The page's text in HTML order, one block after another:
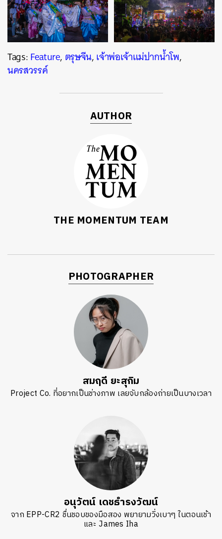
Tags:Feature, ตรุษจีน,เจ้าพ่อเจ้าแม่ปากน้ำโพ,
นครสวรรค์
AUTHOR
THE MOMENTUM TEAM
PHOTOGRAPHER
สมฤดี ยะสุกิม
Project Co. ที่อยากเป็นช่างภาพ เลยจับกล้องถ่ายเป็นบางเวลา
อนุวัตน์ เดชธำรงวัฒน์
จาก EPP-CR2 ชื่นชอบของมือสอง พยายามวิ่งเบาๆ ในตอนเช้า
และ James Iha